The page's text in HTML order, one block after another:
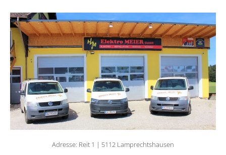
Adresse: Reit 1 | 5112 Lamprechtshausen